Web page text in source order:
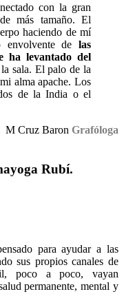
con la gran
más tamaño. El
haciendo de mí
envolvente de las
ha levantado del
sala. El palo de la
alma apache. Los
de la India o el
M Cruz Baron Grafóloga
Rubí.
para ayudar a las
sus propios canales de
poco a poco, vayan
permanente, mental y